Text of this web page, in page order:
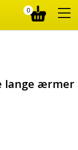
0
lange ærmer